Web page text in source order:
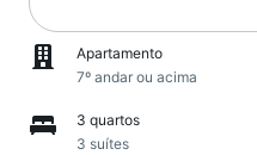
Apartamento
7º andar ou acima
3 quartos
3 suítes